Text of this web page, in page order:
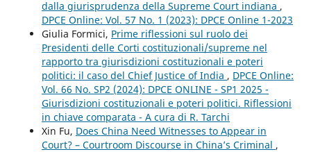
dalla giurisprudenza della Supreme Court indiana ,
DPCE Online: Vol. 57 No. 1 (2023): DPCE Online 1-2023
Giulia Formici, Prime riflessioni sul ruolo dei
Presidenti delle Corti costituzionali/supreme nel
rapporto tra giurisdizioni costituzionali e poteri
politici: il caso del Chief Justice of India , DPCE Online:
Vol. 66 No. SP2 (2024): DPCE ONLINE - SP1 2025 -
Giurisdizioni costituzionali e poteri politici. Riflessioni
in chiave comparata - A cura di R. Tarchi
Xin Fu, Does China Need Witnesses to Appear in
Court? – Courtroom Discourse in China’s Criminal ,